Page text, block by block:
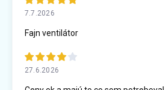
7.7.2026
Fajn ventilátor
27.6.2026